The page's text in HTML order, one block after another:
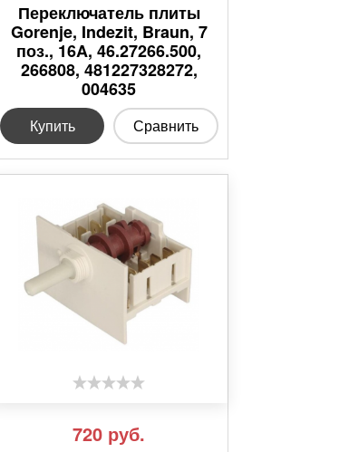
Переключатель плиты
Gorenje, Indezit, Braun, 7
поз., 16A, 46.27266.500,
266808, 481227328272,
004635
Купить Сравнить
720 руб.